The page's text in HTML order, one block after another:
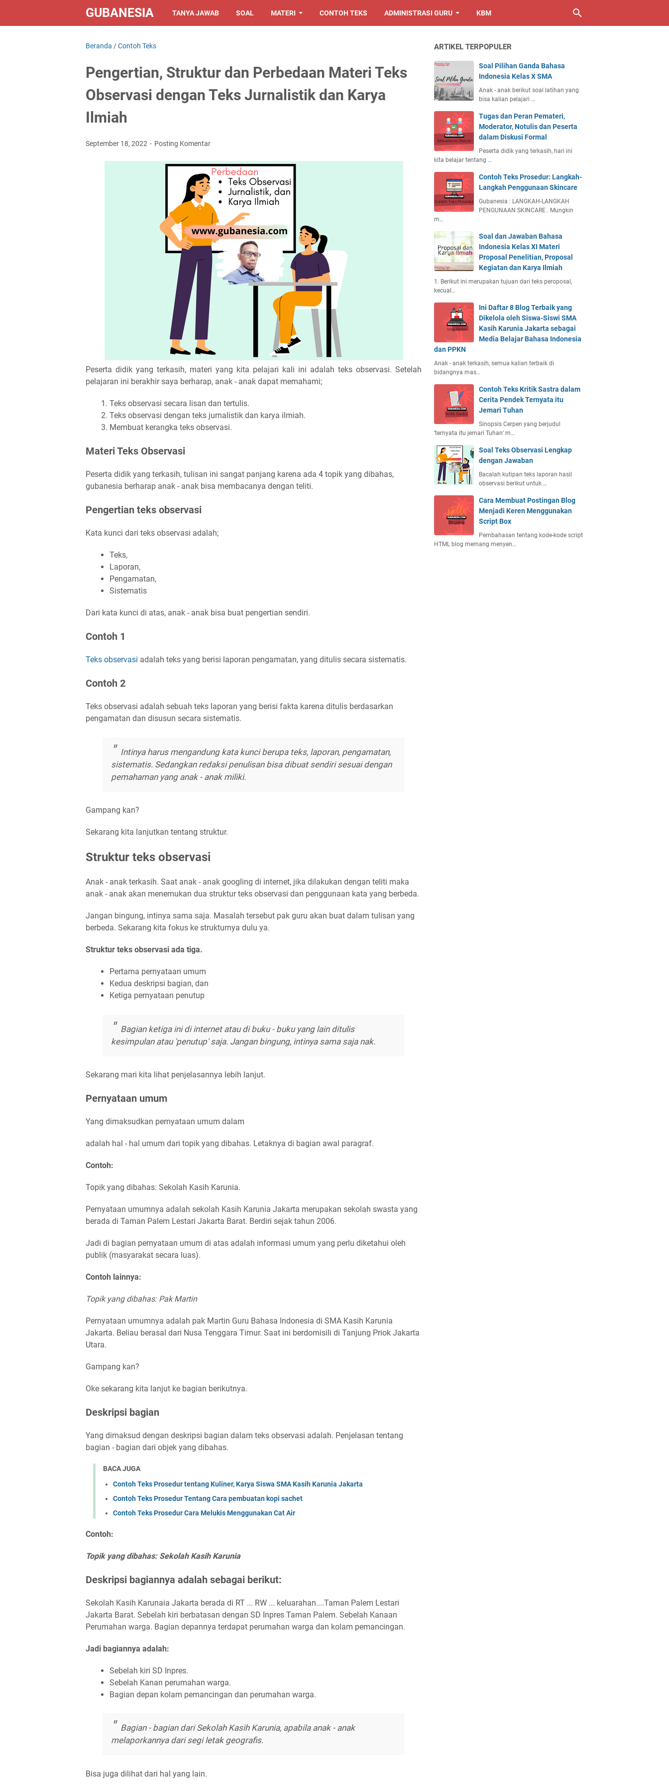
GUBANESIA TANYA JAWAB SOAL MATERI CONTOH TEKS ADMINISTRASI GURU KBM
Beranda /Contoh Teks
Pengertian, Struktur dan Perbedaan Materi Teks
Observasi dengan Teks Jurnalistik dan Karya
Ilmiah
September 18, 2022 Posting Komentar
Peserta didik yang terkasih, materi yang kita pelajari kali ini adalah teks observasi. Setelah
pelajaran ini berakhir saya berharap, anak - anak dapat memahami;
Teks observasi secara lisan dan tertulis.
Teks observasi dengan teks jurnalistik dan karya ilmiah.
Membuat kerangka teks observasi.
Materi Teks Observasi
Peserta didik yang terkasih, tulisan ini sangat panjang karena ada 4 topik yang dibahas,
gubanesia berharap anak - anak bisa membacanya dengan teliti.
Pengertian teks observasi
Kata kunci dari teks observasi adalah;
Teks,
Laporan,
Pengamatan,
Sistematis
Dari kata kunci di atas, anak - anak bisa buat pengertian sendiri.
Contoh 1
Teks observasi adalah teks yang berisi laporan pengamatan, yang ditulis secara sistematis.
Contoh 2
Teks observasi adalah sebuah teks laporan yang berisi fakta karena ditulis berdasarkan
pengamatan dan disusun secara sistematis.
Intinya harus mengandung kata kunci berupa teks, laporan, pengamatan,
sistematis. Sedangkan redaksi penulisan bisa dibuat sendiri sesuai dengan
pemahaman yang anak - anak miliki.
Gampang kan?
Sekarang kita lanjutkan tentang struktur.
Struktur teks observasi
Anak - anak terkasih. Saat anak - anak googling di internet, jika dilakukan dengan teliti maka
anak - anak akan menemukan dua struktur teks observasi dan penggunaan kata yang berbeda.
Jangan bingung, intinya sama saja. Masalah tersebut pak guru akan buat dalam tulisan yang
berbeda. Sekarang kita fokus ke strukturnya dulu ya.
Struktur teks observasi ada tiga.
Pertama pernyataan umum
Kedua deskripsi bagian, dan
Ketiga pernyataan penutup
Bagian ketiga ini di internet atau di buku - buku yang lain ditulis
kesimpulan atau 'penutup' saja. Jangan bingung, intinya sama saja nak.
Sekarang mari kita lihat penjelasannya lebih lanjut.
Pernyataan umum
Yang dimaksudkan pernyataan umum dalam
adalah hal - hal umum dari topik yang dibahas. Letaknya di bagian awal paragraf.
Contoh:
Topik yang dibahas: Sekolah Kasih Karunia.
Pernyataan umumnya adalah sekolah Kasih Karunia Jakarta merupakan sekolah swasta yang
berada di Taman Palem Lestari Jakarta Barat. Berdiri sejak tahun 2006.
Jadi di bagian pernyataan umum di atas adalah informasi umum yang perlu diketahui oleh
publik (masyarakat secara luas).
Contoh lainnya:
Topik yang dibahas: Pak Martin
Pernyataan umumnya adalah pak Martin Guru Bahasa Indonesia di SMA Kasih Karunia
Jakarta. Beliau berasal dari Nusa Tenggara Timur. Saat ini berdomisili di Tanjung Priok Jakarta
Utara.
Gampang kan?
Oke sekarang kita lanjut ke bagian berikutnya.
Deskripsi bagian
Yang dimaksud dengan deskripsi bagian dalam teks observasi adalah. Penjelasan tentang
bagian - bagian dari objek yang dibahas.
BACA JUGA
Contoh Teks Prosedur tentang Kuliner, Karya Siswa SMA Kasih Karunia Jakarta
Contoh Teks Prosedur Tentang Cara pembuatan kopi sachet
Contoh Teks Prosedur Cara Melukis Menggunakan Cat Air
Contoh:
Topik yang dibahas: Sekolah Kasih Karunia
Deskripsi bagiannya adalah sebagai berikut:
Sekolah Kasih Karunaia Jakarta berada di RT ... RW ... keluarahan....Taman Palem Lestari
Jakarta Barat. Sebelah kiri berbatasan dengan SD Inpres Taman Palem. Sebelah Kanaan
Perumahan warga. Bagian depannya terdapat perumahan warga dan kolam pemancingan.
Jadi bagiannya adalah:
Sebelah kiri SD Inpres.
Sebelah Kanan perumahan warga.
Bagian depan kolam pemancingan dan perumahan warga.
Bagian - bagian dari Sekolah Kasih Karunia, apabila anak - anak
melaporkannya dari segi letak geografis.
Bisa juga dilihat dari hal yang lain.
ARTIKEL TERPOPULER
Soal Pilihan Ganda Bahasa
Indonesia Kelas X SMA
Anak - anak berikut soal latihan yang
bisa kalian pelajari …
Tugas dan Peran Pemateri,
Moderator, Notulis dan Peserta
dalam Diskusi Formal
Peserta didik yang terkasih, hari ini
kita belajar tentang …
Contoh Teks Prosedur: Langkah-
Langkah Penggunaan Skincare
Gubanesia : LANGKAH-LANGKAH
PENGUNAAN SKINCARE . Mungkin
m…
Soal dan Jawaban Bahasa
Indonesia Kelas XI Materi
Proposal Penelitian, Proposal
Kegiatan dan Karya Ilmiah
1. Berikut ini merupakan tujuan dari teks peroposal,
kecual…
Ini Daftar 8 Blog Terbaik yang
Dikelola oleh Siswa-Siswi SMA
Kasih Karunia Jakarta sebagai
Media Belajar Bahasa Indonesia
dan PPKN
Anak - anak terkasih, semua kalian terbaik di
bidangnya mas…
Contoh Teks Kritik Sastra dalam
Cerita Pendek Ternyata itu
Jemari Tuhan
Sinopsis Cerpen yang berjudul
‘ternyata itu jemari Tuhan’ m…
Soal Teks Observasi Lengkap
dengan Jawaban
Bacalah kutipan teks laporan hasil
observasi berikut untuk …
Cara Membuat Postingan Blog
Menjadi Keren Menggunakan
Script Box
Pembahasan tentang kode-kode script
HTML blog memang menyen…